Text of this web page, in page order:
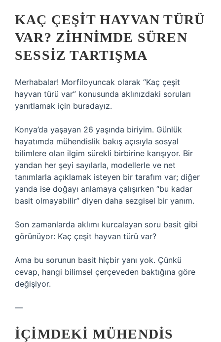
KAÇ ÇEŞIT HAYVAN TÜRÜ
VAR? ZIHNIMDE SÜREN
SESSIZ TARTIŞMA
Merhabalar! Morfiloyuncak olarak “Kaç çeşit
hayvan türü var” konusunda aklınızdaki soruları
yanıtlamak için buradayız.
Konya’da yaşayan 26 yaşında biriyim. Günlük
hayatımda mühendislik bakış açısıyla sosyal
bilimlere olan ilgim sürekli birbirine karışıyor. Bir
yandan her şeyi sayılarla, modellerle ve net
tanımlarla açıklamak isteyen bir tarafım var; diğer
yanda ise doğayı anlamaya çalışırken “bu kadar
basit olmayabilir” diyen daha sezgisel bir yanım.
Son zamanlarda aklımı kurcalayan soru basit gibi
görünüyor: Kaç çeşit hayvan türü var?
Ama bu sorunun basit hiçbir yanı yok. Çünkü
cevap, hangi bilimsel çerçeveden baktığına göre
değişiyor.
—
İÇIMDEKI MÜHENDIS